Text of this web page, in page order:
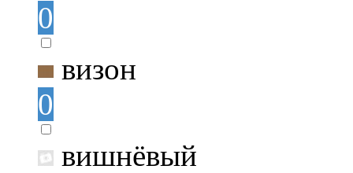
0
визон
0
вишнёвый